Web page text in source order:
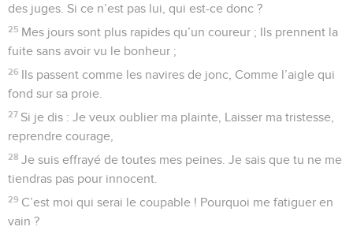
des juges. Si ce n’est pas lui, qui est-ce donc ?
25 Mes jours sont plus rapides qu’un coureur ; Ils prennent la
fuite sans avoir vu le bonheur ;
26 Ils passent comme les navires de jonc, Comme l’aigle qui
fond sur sa proie.
27 Si je dis : Je veux oublier ma plainte, Laisser ma tristesse,
reprendre courage,
28 Je suis effrayé de toutes mes peines. Je sais que tu ne me
tiendras pas pour innocent.
29 C’est moi qui serai le coupable ! Pourquoi me fatiguer en
vain ?